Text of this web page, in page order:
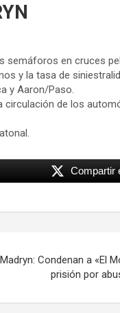
semáforos en cruces
y la tasa de
y Aaron/Paso.
de los
Compartir
Madryn: Condenan a «El
prisión por